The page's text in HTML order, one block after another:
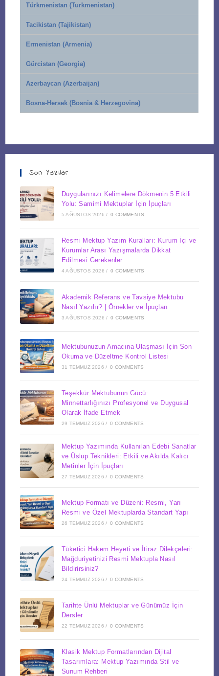
Türkmenistan (Turkmenistan)
Tacikistan (Tajikistan)
Ermenistan (Armenia)
Gürcistan (Georgia)
Azerbaycan (Azerbaijan)
Bosna-Hersek (Bosnia & Herzegovina)
Son Yazılar
Duygularınızı Kelimelere Dökmenin 5 Etkili
Yolu: Samimi Mektuplar İçin İpuçları
5 AĞUSTOS 2026 / 0 COMMENTS
Resmi Mektup Yazım Kuralları: Kurum İçi ve
Kurumlar Arası Yazışmalarda Dikkat
Edilmesi Gerekenler
4 AĞUSTOS 2026 / 0 COMMENTS
Akademik Referans ve Tavsiye Mektubu
Nasıl Yazılır? | Örnekler ve İpuçları
3 AĞUSTOS 2026 / 0 COMMENTS
Mektubunuzun Amacına Ulaşması İçin Son
Okuma ve Düzeltme Kontrol Listesi
31 TEMMUZ 2026 / 0 COMMENTS
Teşekkür Mektubunun Gücü:
Minnettarlığınızı Profesyonel ve Duygusal
Olarak İfade Etmek
29 TEMMUZ 2026 / 0 COMMENTS
Mektup Yazımında Kullanılan Edebi Sanatlar
ve Üslup Teknikleri: Etkili ve Akılda Kalıcı
Metinler İçin İpuçları
27 TEMMUZ 2026 / 0 COMMENTS
Mektup Formatı ve Düzeni: Resmi, Yarı
Resmi ve Özel Mektuplarda Standart Yapı
26 TEMMUZ 2026 / 0 COMMENTS
Tüketici Hakem Heyeti ve İtiraz Dilekçeleri:
Mağduriyetinizi Resmi Mektupla Nasıl
Bildirirsiniz?
24 TEMMUZ 2026 / 0 COMMENTS
Tarihte Ünlü Mektuplar ve Günümüz İçin
Dersler
22 TEMMUZ 2026 / 0 COMMENTS
Klasik Mektup Formatlarından Dijital
Tasarımlara: Mektup Yazımında Stil ve
Sunum Rehberi